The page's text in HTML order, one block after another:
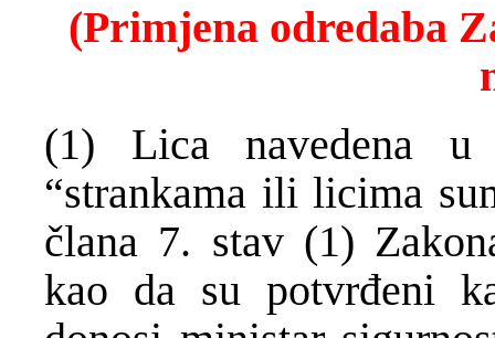
(Primjena odredaba
(1) Lica navedena
“strankama ili licima
člana 7. stav (1)
kao da su potvrđeni